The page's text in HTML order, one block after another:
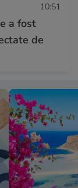
10:51
a fost
de